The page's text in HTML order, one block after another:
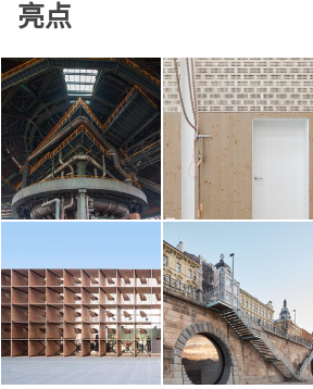
亮点